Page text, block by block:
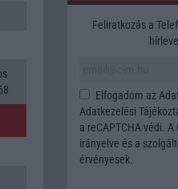
Feliratkozás a
Elfogadom az
Adatkezelési
a reCAPTCHA védi. A
irányelve és a
érvényesek.